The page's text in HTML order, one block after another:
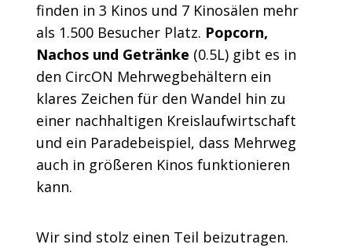
finden in 3 Kinos und 7 Kinosälen mehr
als 1.500 Besucher Platz. Popcorn,
Nachos und Getränke (0.5L) gibt es in
den CircON Mehrweg­behältern ein
klares Zeichen für den Wandel hin zu
einer nachhaltigen Kreislauf­­­wirtschaft
und ein Parade­­­beispiel, dass Mehrweg
auch in größeren Kinos funktionieren
kann.
Wir sind stolz einen Teil beizutragen.